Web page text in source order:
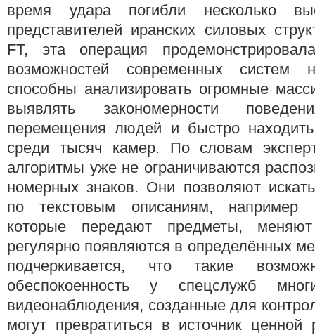
время удара погибли несколько
представителей иранских силовых
FT, эта операция
возможностей современных систем
способны анализировать огромные
выявлять закономерности
перемещения людей и быстро
среди тысяч камер. По словам
алгоритмы уже не ограничиваются
номерных знаков. Они позволяют
по текстовым описаниям, например
которые передают предметы,
регулярно появляются в определённых
подчеркивается, что такие
обеспокоенность у спецслужб
видеонаблюдения, созданные для
могут превратиться в источник ценной